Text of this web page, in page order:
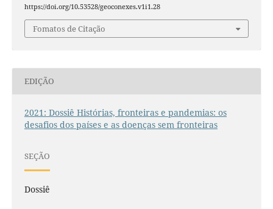
https://doi.org/10.53528/geoconexes.v1i1.28
Fomatos de Citação
EDIÇÃO
2021: Dossiê Histórias, fronteiras e pandemias: os
desafios dos países e as doenças sem fronteiras
SEÇÃO
Dossiê